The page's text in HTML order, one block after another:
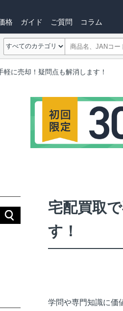
格 ガイド ご質問 コラム
に売却！疑問点も解消します！
宅配買取
す！
学問や専門知識に価